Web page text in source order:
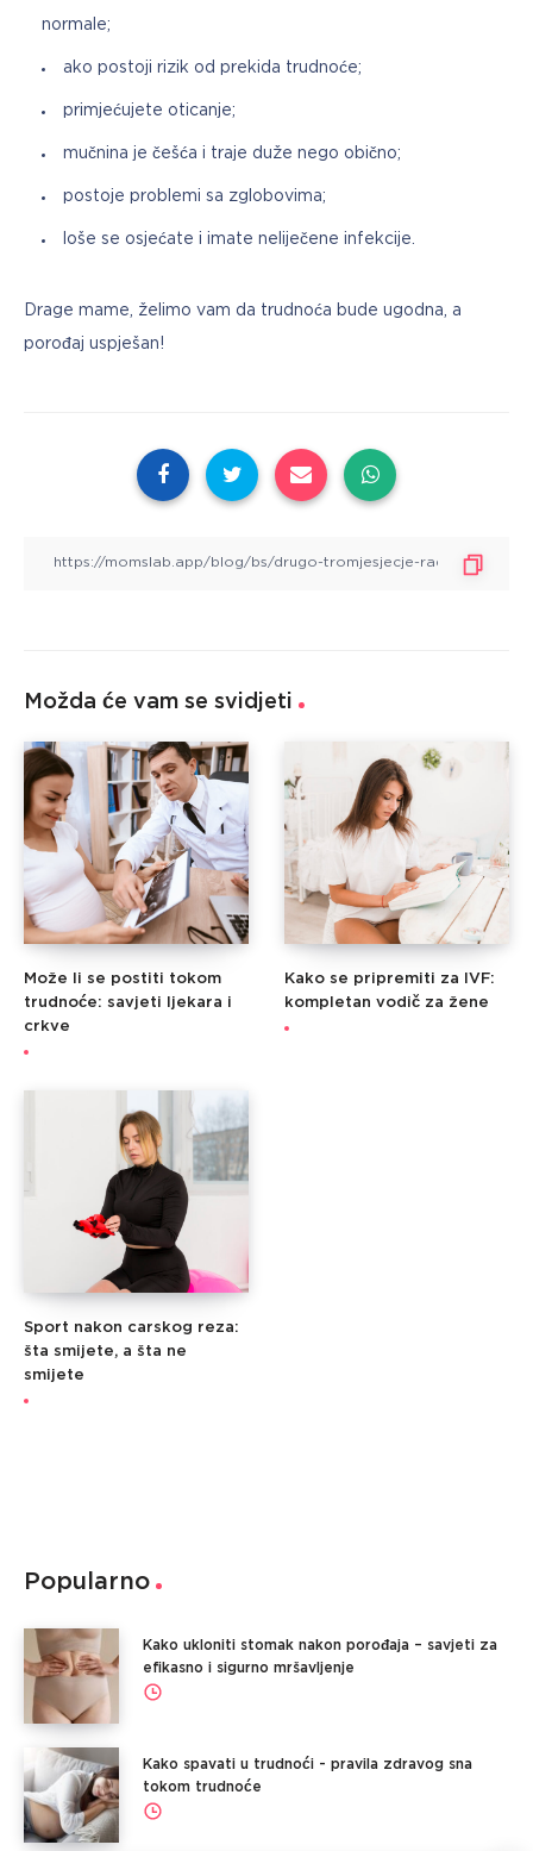
normale;
ako postoji rizik od prekida trudnoće;
primjećujete oticanje;
mučnina je češća i traje duže nego obično;
postoje problemi sa zglobovima;
loše se osjećate i imate neliječene infekcije.
Drage mame, želimo vam da trudnoća bude ugodna, a
porođaj uspješan!
Možda će vam se svidjeti
Može li se postiti tokom
trudnoće: savjeti ljekara i
crkve
Kako se pripremiti za IVF:
kompletan vodič za žene
Sport nakon carskog reza:
šta smijete, a šta ne
smijete
Popularno
Kako ukloniti stomak nakon porođaja – savjeti za
efikasno i sigurno mršavljenje
Kako spavati u trudnoći - pravila zdravog sna
tokom trudnoće